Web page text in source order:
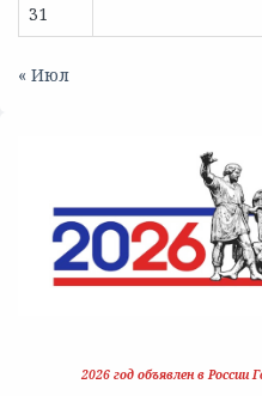
31
« Июл
2026 год объявлен в России